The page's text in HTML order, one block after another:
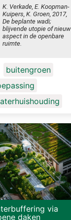
hoge waterstanden en
ook drogere
kunnen doorstaan;
op de rand i.p.v.
vergroten de
K. Verkade, E. Koopman-
Kuipers, K. Groen, 2017,
De beplante wadi;
blijvende utopie of nieuw
aspect in de openbare
ruimte.
buitengroen
via
daken